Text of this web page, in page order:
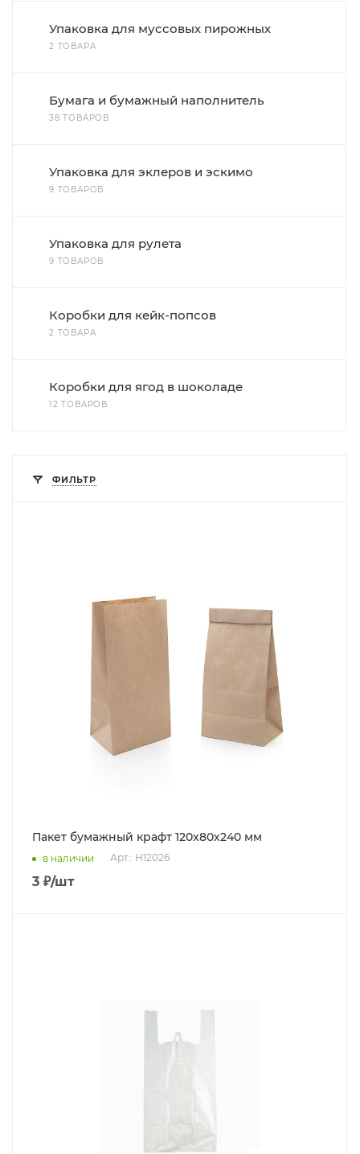
Упаковка для муссовых пирожных
2 ТОВАРА
Бумага и бумажный наполнитель
38 ТОВАРОВ
Упаковка для эклеров и эскимо
9 ТОВАРОВ
Упаковка для рулета
9 ТОВАРОВ
Коробки для кейк-попсов
2 ТОВАРА
Коробки для ягод в шоколаде
12 ТОВАРОВ
ФИЛЬТР
Пакет бумажный крафт 120x80x240 мм
в наличии Арт.: Н12026
3 ₽/шт